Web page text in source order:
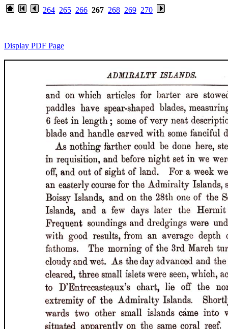
264 265 266 267 268 269 270
Display PDF Page